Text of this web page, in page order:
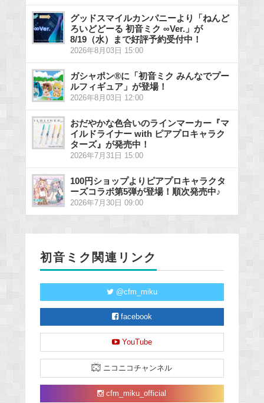
グッドスマイルカンパニーより「ねんど
ろいどどーる 初音ミク ∞Ver.」が
8/19（水）まで好評予約受付中！
2026年8月03日 15:00
ガシャポン®に「初音ミク みんなでプー
ルフィギュア」が登場！
2026年8月03日 12:00
おだやかな色合いのラインマーカー『マ
イルドライナー with ピアプロキャラク
ターズ』が発売中！
2026年7月31日 15:00
100円ショップよりピアプロキャラクタ
ーズコラボ第5弾が登場！順次発売中♪
2026年7月30日 09:00
初音ミク関連リンク
@cfm_miku
facebook
YouTube
ニコニコチャンネル
cfm_miku_official